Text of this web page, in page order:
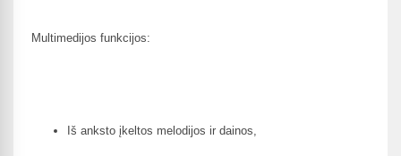
Multimedijos funkcijos:
Iš anksto įkeltos melodijos ir dainos,